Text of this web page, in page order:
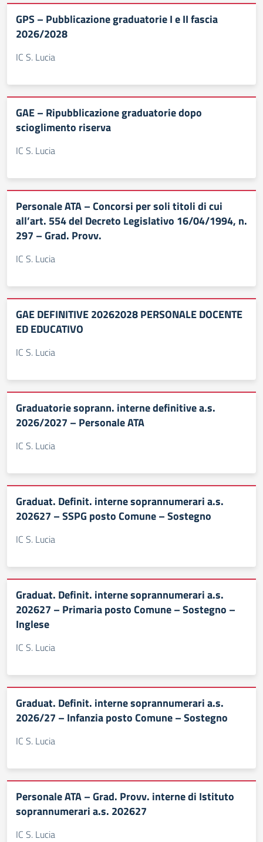
GPS – Pubblicazione graduatorie I e II fascia
2026/2028
IC S. Lucia
GAE – Ripubblicazione graduatorie dopo
scioglimento riserva
IC S. Lucia
Personale ATA – Concorsi per soli titoli di cui
all’art. 554 del Decreto Legislativo 16/04/1994, n.
297 – Grad. Provv.
IC S. Lucia
GAE DEFINITIVE 20262028 PERSONALE DOCENTE
ED EDUCATIVO
IC S. Lucia
Graduatorie soprann. interne definitive a.s.
2026/2027 – Personale ATA
IC S. Lucia
Graduat. Definit. interne soprannumerari a.s.
202627 – SSPG posto Comune – Sostegno
IC S. Lucia
Graduat. Definit. interne soprannumerari a.s.
202627 – Primaria posto Comune – Sostegno –
Inglese
IC S. Lucia
Graduat. Definit. interne soprannumerari a.s.
2026/27 – Infanzia posto Comune – Sostegno
IC S. Lucia
Personale ATA – Grad. Provv. interne di Istituto
soprannumerari a.s. 202627
IC S. Lucia